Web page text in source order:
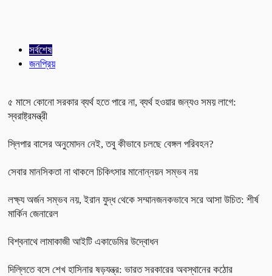
সর্বশেষ
জনপ্রিয়
৫ মাসে কোনো সরকার ব্যর্থ হতে পারে না, ব্যর্থ হওয়ার জন্যও সময় লাগে:
স্বরাষ্ট্রমন্ত্রী
স্লিপার বাসের অনুমোদন নেই, তবু কীভাবে চলছে বেঙ্গল পরিবহন?
সেবার মানসিকতা না থাকলে চিকিৎসার মানোন্নয়ন সম্ভব নয়
লক্ষ্য অর্জন সম্ভব নয়, ইরান যুদ্ধ থেকে সম্মানজনকভাবে সরে আসা উচিত: শীর্ষ
মার্কিন জেনারেল
বিশ্বনাথে লামাকাজী আইটি একাডেমির উদ্বোধন
দিল্লিতে বসে শেখ হাসিনার ষড়যন্ত্র: ভারত সরকারের অবস্থানের কঠোর